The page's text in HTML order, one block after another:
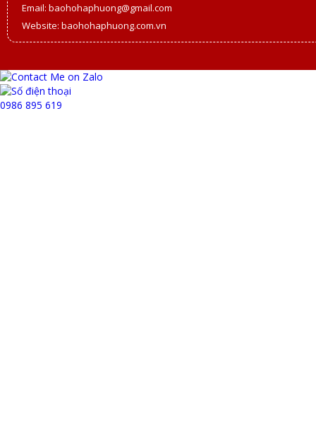
Email: baohohaphuong@gmail.com
Website: baohohaphuong.com.vn
0986 895 619